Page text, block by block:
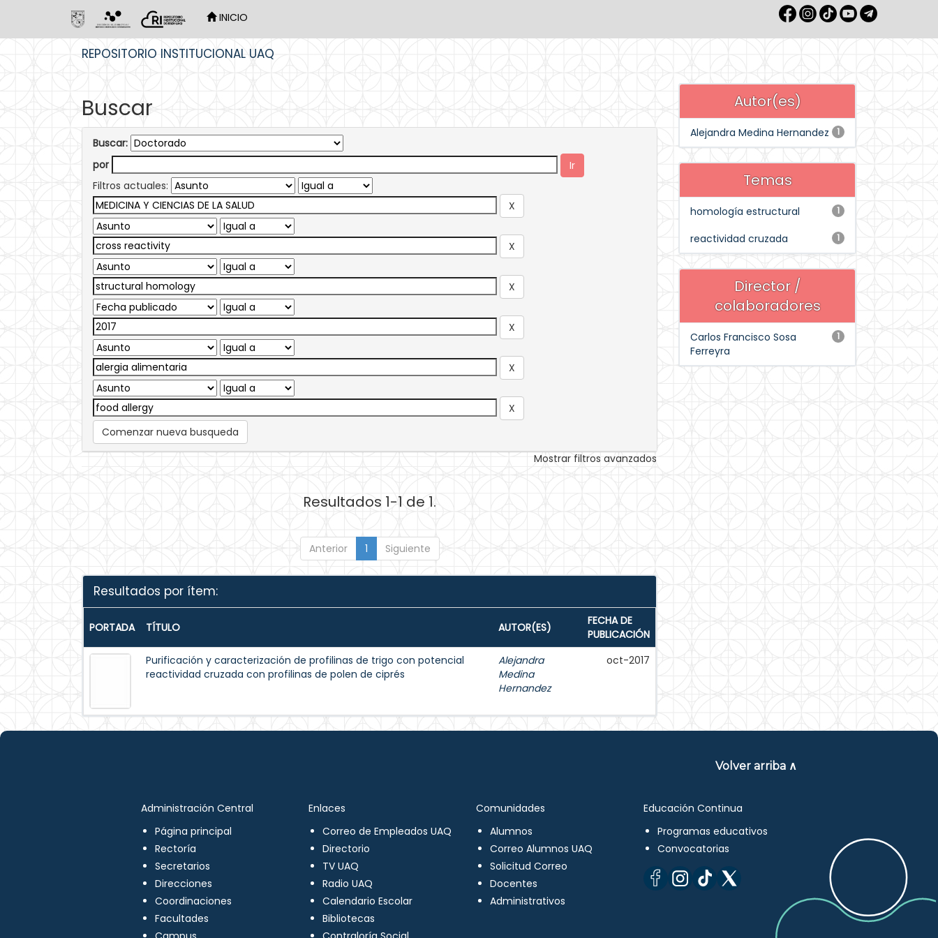
INICIO
REPOSITORIO INSTITUCIONAL UAQ
Buscar
Buscar:
por
Filtros actuales:
Comenzar nueva busqueda
Mostrar filtros avanzados
Resultados 1-1 de 1.
Anterior 1 Siguiente
Resultados por ítem:
PORTADA TÍTULO AUTOR(ES)
FECHA DE
PUBLICACIÓN
Purificación y caracterización de profilinas de trigo con potencial
reactividad cruzada con profilinas de polen de ciprés
Alejandra
Medina
Hernandez
oct-2017
Autor(es)
1
Alejandra Medina Hernandez
Temas
1
homología estructural
1
reactividad cruzada
Director /
colaboradores
1
Carlos Francisco Sosa
Ferreyra
Volver arriba ∧
Administración Central
Página principal
Rectoría
Secretarios
Direcciones
Coordinaciones
Facultades
Enlaces
Correo de Empleados UAQ
Directorio
TV UAQ
Radio UAQ
Calendario Escolar
Bibliotecas
Comunidades
Alumnos
Correo Alumnos UAQ
Solicitud Correo
Docentes
Administrativos
Educación Continua
Programas educativos
Convocatorias